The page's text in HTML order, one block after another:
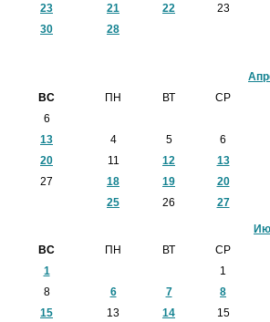
23
30
21
22 23
28
ВС
6
13
20
27
ПН
ВТ СР
4
5 6
11
12 13
18
19 20
25
26 27
ВС
1
8
15
ПН
ВТ СР
1
6
7 8
13
14 15